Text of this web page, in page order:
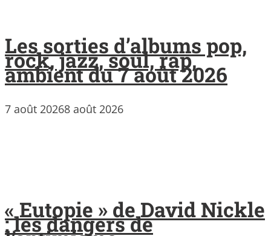
Les sorties d’albums pop,
rock, jazz, soul, rap,
ambient du 7 août 2026
7 août 20268 août 2026
« Eutopie » de David Nickle
: les dangers de